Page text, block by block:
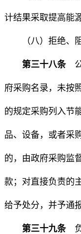
计结果采取提高能
（八）拒绝、阻
第三十八条公
府采购名录，未按
的规定采购列入节
品、设备，或者采
的，由政府采购监
款；对直接负责的
给予处分，并予通报
第三十九条负